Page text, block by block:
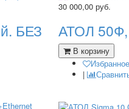
БЕЗ
30 000,00 руб.
АТОЛ
В корзину
Избранное
|